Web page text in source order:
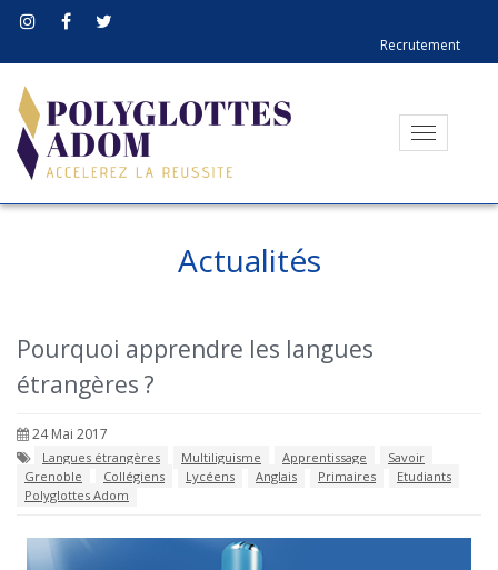
Recrutement
Toggle
Actualités
Pourquoi apprendre les langues
étrangères ?
24 Mai 2017
Langues étrangères Multiliguisme Apprentissage
Savoir
Grenoble
Collégiens Lycéens Anglais Primaires
Etudiants
Polyglottes Adom